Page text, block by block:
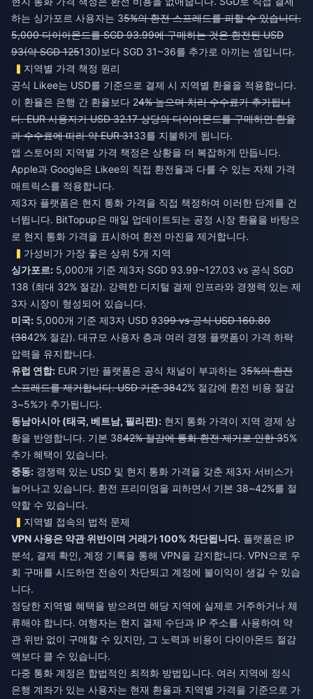
하는 싱가포르 사용자는 35%의 환전 스프레드를 피할 수 있습니다.
5,000 다이아몬드를 SGD 93.99에 구매하는 것은 환전된 USD
93(약 SGD 125130)보다 SGD 31~36를 추가로 아끼는 셈입니다.
지역별 가격 책정 원리
공식 Likee는 USD를 기준으로 결제 시 지역별 환율을 적용합니다.
이 환율은 은행 간 환율보다 24% 높으며 처리 수수료가 추가됩니
다. EUR 사용자가 USD 32.17 상당의 다이아몬드를 구매하면 환율
과 수수료에 따라 약 EUR 3133를 지불하게 됩니다.
앱 스토어의 지역별 가격 책정은 상황을 더 복잡하게 만듭니다.
Apple과 Google은 Likee의 직접 환전율과 다를 수 있는 자체 가격
매트릭스를 적용합니다.
제3자 플랫폼은 현지 통화 가격을 직접 책정하여 이러한 단계를 건
너뜁니다. BitTopup은 매일 업데이트되는 공정 시장 환율을 바탕으
로 현지 통화 가격을 표시하여 환전 마진을 제거합니다.
가성비가 가장 좋은 상위 5개 지역
싱가포르: 5,000개 기준 제3자 SGD 93.99~127.03 vs 공식 SGD
138 (최대 32% 절감). 강력한 디지털 결제 인프라와 경쟁력 있는 제
3자 시장이 형성되어 있습니다.
미국: 5,000개 기준 제3자 USD 9399 vs 공식 USD 160.80
(3842% 절감). 대규모 사용자 층과 여러 경쟁 플랫폼이 가격 하락
압력을 유지합니다.
유럽 연합: EUR 기반 플랫폼은 공식 채널이 부과하는 35%의 환전
스프레드를 제거합니다. USD 기준 3842% 절감에 환전 비용 절감
3~5%가 추가됩니다.
동남아시아 (태국, 베트남, 필리핀): 현지 통화 가격이 지역 경제 상
황을 반영합니다. 기본 3842% 절감에 통화 환전 제거로 인한 35%
추가 혜택이 있습니다.
중동: 경쟁력 있는 USD 및 현지 통화 가격을 갖춘 제3자 서비스가
늘어나고 있습니다. 환전 프리미엄을 피하면서 기본 38~42%를 절
약할 수 있습니다.
지역별 접속의 법적 문제
VPN 사용은 약관 위반이며 거래가 100% 차단됩니다. 플랫폼은 IP
분석, 결제 확인, 계정 기록을 통해 VPN을 감지합니다. VPN으로 우
회 구매를 시도하면 전송이 차단되고 계정에 불이익이 생길 수 있습
니다.
정당한 지역별 혜택을 받으려면 해당 지역에 실제로 거주하거나 체
류해야 합니다. 여행자는 현지 결제 수단과 IP 주소를 사용하여 약
관 위반 없이 구매할 수 있지만, 그 노력과 비용이 다이아몬드 절감
액보다 클 수 있습니다.
다중 통화 계정은 합법적인 최적화 방법입니다. 여러 지역에 정식
은행 계좌가 있는 사용자는 현재 환율과 지역별 가격을 기준으로 가